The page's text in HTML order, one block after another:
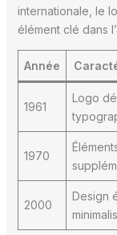
internationale, le
élément clé dans
Année
1961
Logo
1970
2000
Design